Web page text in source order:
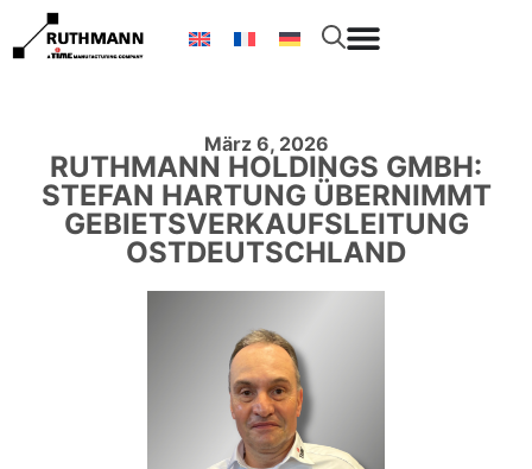
März 6, 2026
RUTHMANN HOLDINGS GMBH:
STEFAN HARTUNG ÜBERNIMMT
GEBIETSVERKAUFSLEITUNG
OSTDEUTSCHLAND